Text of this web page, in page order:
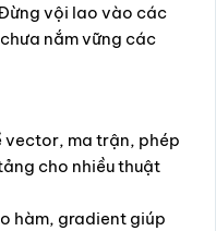
vội lao vào các
nắm vững các
vector, ma trận, phép
cho nhiều thuật
hàm, gradient giúp